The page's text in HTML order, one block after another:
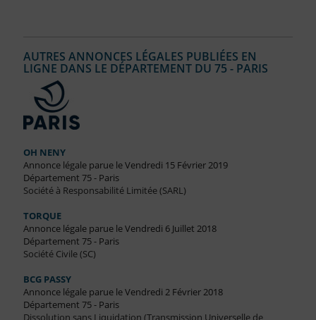
AUTRES ANNONCES LÉGALES PUBLIÉES EN
LIGNE DANS LE DÉPARTEMENT DU 75 - PARIS
OH NENY
Annonce légale parue le Vendredi 15 Février 2019
Département 75 - Paris
Société à Responsabilité Limitée (SARL)
TORQUE
Annonce légale parue le Vendredi 6 Juillet 2018
Département 75 - Paris
Société Civile (SC)
BCG PASSY
Annonce légale parue le Vendredi 2 Février 2018
Département 75 - Paris
Dissolution sans Liquidation (Transmission Universelle de